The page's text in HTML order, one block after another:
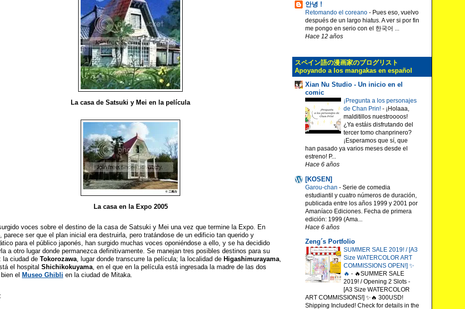
La casa de Satsuki y Mei en la película
La casa en la Expo 2005
voces sobre el destino de la casa de Satsuki y Mei una vez que termine la Expo. En
parece ser que el plan inicial era destruirla, pero tratándose de un edificio tan querido y
para el público japonés, han surgido muchas voces oponiéndose a ello, y se ha decidido
a otro lugar donde permanezca definitivamente. Se manejan tres posibles destinos para su
la ciudad de Tokorozawa, lugar donde transcurre la película; la localidad de Higashimurayama,
el hospital Shichikokuyama, en el que en la película está ingresada la madre de las dos
el
Museo Ghibli en la ciudad de Mitaka.
안녕 !
Retomando el coreano - Pues eso, vuelvo
después de un largo hiatus. A ver si por fin
me pongo en serio con el 한국어 ...
Hace 12 años
スペイン語の漫画家のブログリスト
Apoyando a los mangakas en español
Xian Nu Studio - Un inicio en el
comic
¡Pregunta a los personajes
de Chan Prin! - ¡Holaaa,
malditillos nuestroooos!
¿Ya estáis disfrutando del
tercer tomo chanprinero?
¡Esperamos que sí, que
han pasado ya varios meses desde el
estreno! P...
Hace 6 años
[KOSEN]
Garou-chan - Serie de comedia
estudiantil y cuatro números de duración,
publicada entre los años 1999 y 2001 por
Amaníaco Ediciones. Fecha de primera
edición: 1999 (Ama...
Hace 6 años
Zeng´s Portfolio
SUMMER SALE 2019! / [A3
Size WATERCOLOR ART
COMMISSIONS OPEN!] ✨
🔥 - 🔥SUMMER SALE
2019! / Opening 2 Slots -
[A3 Size WATERCOLOR
ART COMMISSIONS!] ✨🔥 300USD!
Shipping Included! Check for details in the